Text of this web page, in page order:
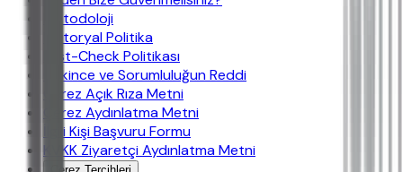
Metodoloji
Editoryal Politika
Fast-Check Politikası
Çekince ve Sorumluluğun Reddi
Çerez Açık Rıza Metni
Çerez Aydınlatma Metni
İlgili Kişi Başvuru Formu
KVKK Ziyaretçi Aydınlatma Metni